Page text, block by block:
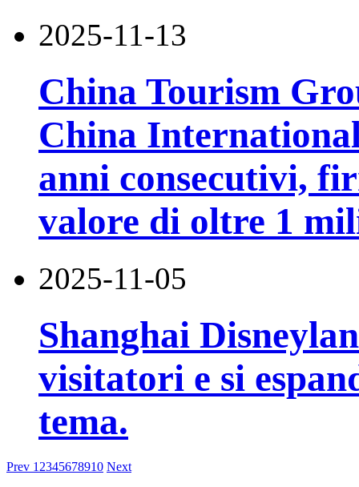
2025-11-13
China Tourism
China
anni consecutivi,
valore di oltre 1
2025-11-05
Shanghai
visitatori e si
tema.
Prev 1 2345678910 Next